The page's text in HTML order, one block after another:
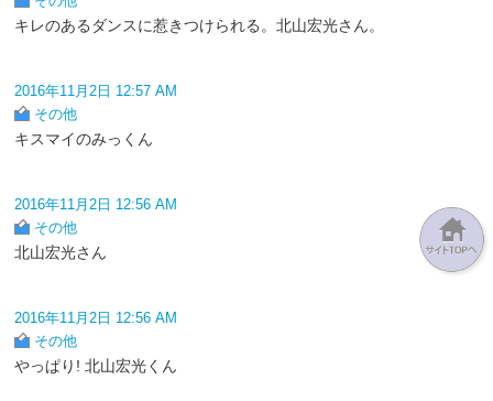
キレのあるダンスに惹きつけられる。北山宏光さん。
2016年11月2日 12:57 AM
その他
キスマイのみっくん
2016年11月2日 12:56 AM
その他
北山宏光さん
2016年11月2日 12:56 AM
その他
やっぱり! 北山宏光くん